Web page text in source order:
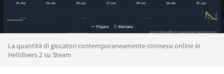
La quantità di giocatori contemporaneamente connessi online in
Helldivers 2 su Steam